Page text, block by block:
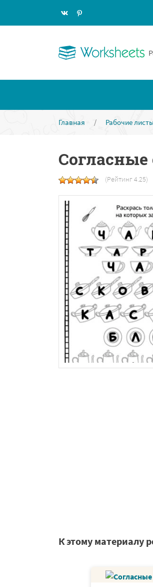
Главная / Рабочие листы
Согласные
(Рейтинг 4.25)
К этому материалу